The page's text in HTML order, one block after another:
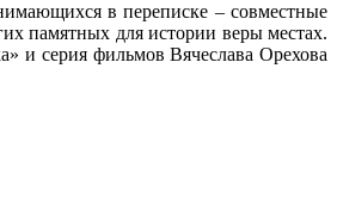
в переписке – совместные
памятных для истории веры местах.
и серия фильмов Вячеслава Орехова